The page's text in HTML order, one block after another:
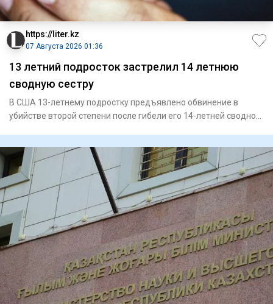
https://liter.kz
07 Августа 2026 01:36
13 летний подросток застрелил 14 летнюю
сводную сестру
В США 13-летнему подростку предъявлено обвинение в
убийстве второй степени после гибели его 14-летней сводной